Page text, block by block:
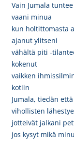
Vain Jumala
vaani minua
kun holtittomasta
ajanut ylitseni
vähältä piti -
kokenut
vaikken
kotiin
Jumala, tiedän
vihollisten
jotteivät jalkani
jos kysyt mikä